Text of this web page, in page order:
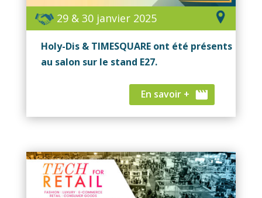
29 & 30 janvier 2025
Holy-Dis & TIMESQUARE ont été présents
au salon sur le stand E27.
En savoir +